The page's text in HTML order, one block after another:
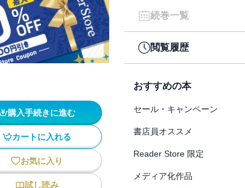
購入手続きに進む
カートに入れる
お気に入り
試し読み
続巻一覧
閲覧履歴
おすすめの本
セール・キャンペーン
書店員オススメ
Reader Store 限定
メディア化作品